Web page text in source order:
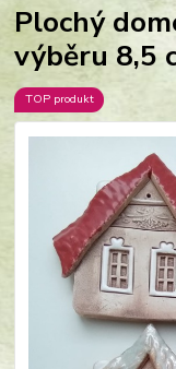
Plochý
výběru 8,5
TOP produkt